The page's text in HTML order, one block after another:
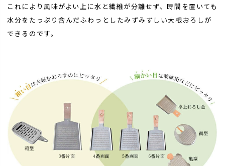
これにより風味がよい上に水と繊維が分離せず、時間を置いても
水分をたっぷり含んだふわっとしたみずみずしい大根おろしが
できるのです。